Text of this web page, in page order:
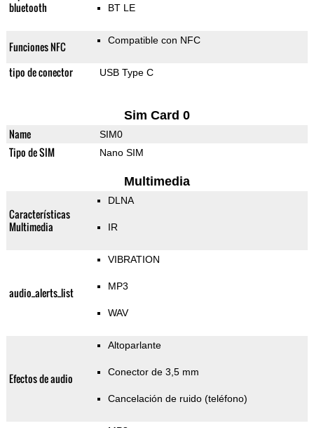
bluetooth
BT LE
Funciones NFC Compatible con NFC
tipo de conector USB Type C
Sim Card 0
Name SIM0
Tipo de SIM Nano SIM
Multimedia
Características
Multimedia
DLNA
IR
audio_alerts_list
VIBRATION
MP3
WAV
Efectos de audio
Altoparlante
Conector de 3,5 mm
Cancelación de ruido (teléfono)